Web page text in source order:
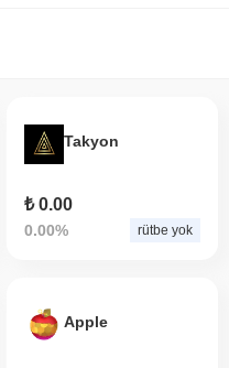
Takyon
₺ 0.00
0.00% rütbe yok
Apple